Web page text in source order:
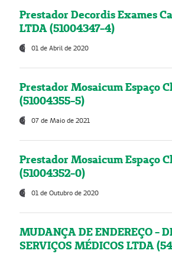
Prestador Decordis Exames
LTDA (51004347-4)
01 de Abril de 2020
Prestador Mosaicum Espaço
(51004355-5)
07 de Maio de 2021
Prestador Mosaicum Espaço
(51004352-0)
01 de Outubro de 2020
MUDANÇA DE ENDEREÇO -
SERVIÇOS MÉDICOS LTDA